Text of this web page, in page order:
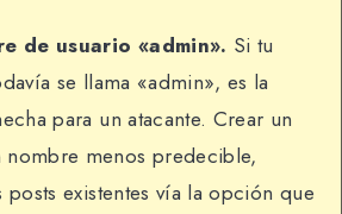
de usuario «admin». Si tu
se llama «admin», es la
para un atacante. Crear un
nombre menos predecible,
existentes vía la opción que